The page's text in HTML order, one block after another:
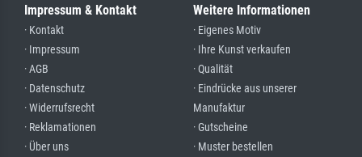
Impressum & Kontakt
· Kontakt
· Impressum
· AGB
· Datenschutz
· Widerrufsrecht
· Reklamationen
· Über uns
Weitere Informationen
· Eigenes Motiv
· Ihre Kunst verkaufen
· Qualität
· Eindrücke aus unserer
Manufaktur
· Gutscheine
· Muster bestellen